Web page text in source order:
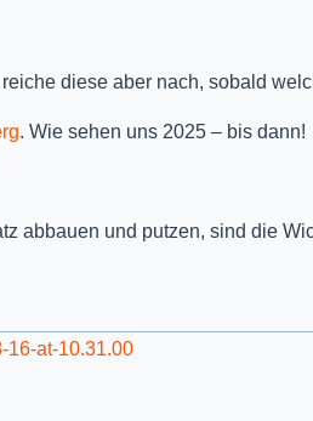
diese aber nach, sobald
. Wie sehen uns 2025 – bis dann!
abbauen und putzen, sind die